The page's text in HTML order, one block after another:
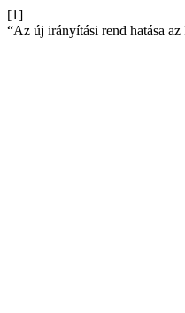
[1]
“Az új irányítási rend hatása